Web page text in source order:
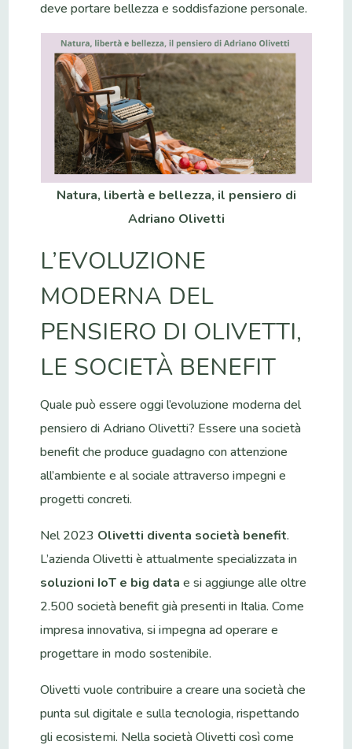
deve portare bellezza e soddisfazione personale.
Natura, libertà e bellezza, il pensiero di
Adriano Olivetti
L’EVOLUZIONE
MODERNA DEL
PENSIERO DI OLIVETTI,
LE SOCIETÀ BENEFIT
Quale può essere oggi l’evoluzione moderna del
pensiero di Adriano Olivetti? Essere una società
benefit che produce guadagno con attenzione
all’ambiente e al sociale attraverso impegni e
progetti concreti.
Nel 2023 Olivetti diventa società benefit.
L’azienda Olivetti è attualmente specializzata in
soluzioni IoT e big data e si aggiunge alle oltre
2.500 società benefit già presenti in Italia. Come
impresa innovativa, si impegna ad operare e
progettare in modo sostenibile.
Olivetti vuole contribuire a creare una società che
punta sul digitale e sulla tecnologia, rispettando
gli ecosistemi. Nella società Olivetti così come